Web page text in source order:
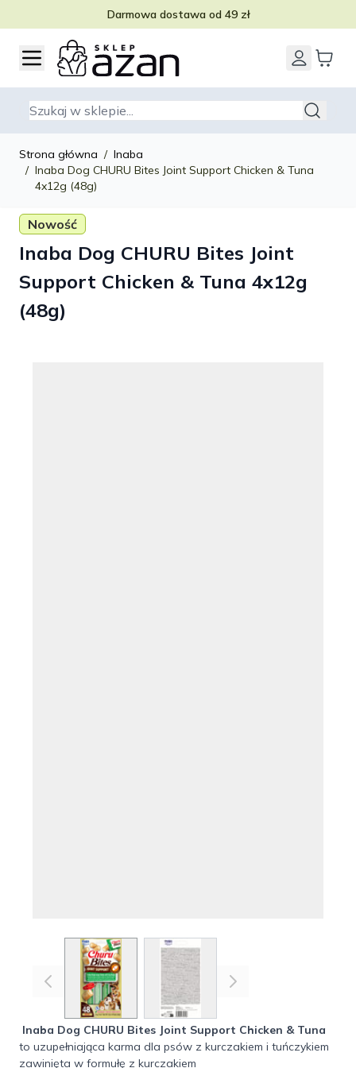
Darmowa dostawa od 49 zł
Przejdź do treści
Szukaj
Strona główna / Inaba
/ Inaba Dog CHURU Bites Joint Support Chicken & Tuna
4x12g (48g)
Nowość
Inaba Dog CHURU Bites Joint
Support Chicken & Tuna 4x12g
(48g)
View larger imageView larger image
Inaba Dog CHURU Bites Joint Support Chicken & Tuna
to uzupełniająca karma dla psów z kurczakiem i tuńczykiem
zawinięta w formułę z kurczakiem